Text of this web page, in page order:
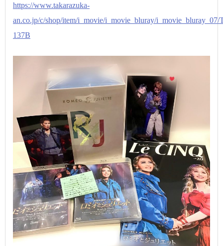
https://www.takarazuka-
an.co.jp/c/shop/item/i_movie/i_movie_bluray/
137B